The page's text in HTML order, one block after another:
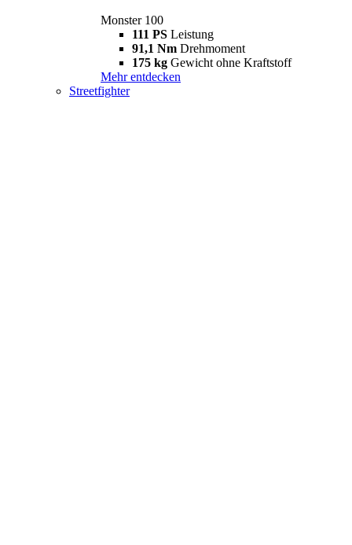
Monster 100
111 PS Leistung
91,1 Nm Drehmoment
175 kg Gewicht ohne Kraftstoff
Mehr entdecken
Streetfighter